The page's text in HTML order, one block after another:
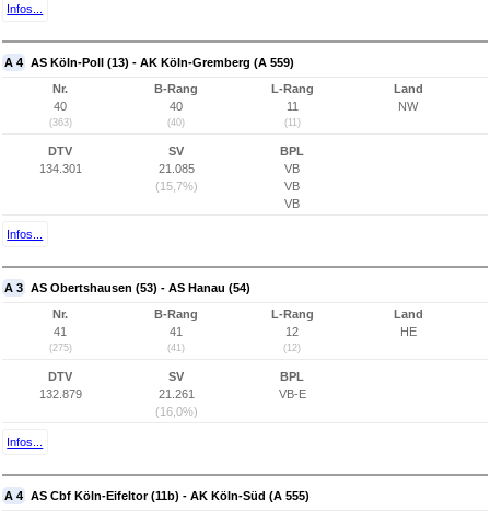
Infos...
A 4 AS Köln-Poll (13) - AK Köln-Gremberg (A 559)
Nr.
40
(363)
B-Rang
40
(40)
L-Rang
11
(11)
Land
NW
DTV
134.301
SV
21.085
(15,7%)
BPL
VB
VB
VB
Infos...
A 3 AS Obertshausen (53) - AS Hanau (54)
Nr.
41
(275)
B-Rang
41
(41)
L-Rang
12
(12)
Land
HE
DTV
132.879
SV
21.261
(16,0%)
BPL
VB-E
Infos...
A 4 AS Cbf Köln-Eifeltor (11b) - AK Köln-Süd (A 555)